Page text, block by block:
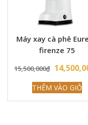
Máy xay cà phê
firenze 75
15,500,000₫ Original
was:
THÊM VÀO GIỎ